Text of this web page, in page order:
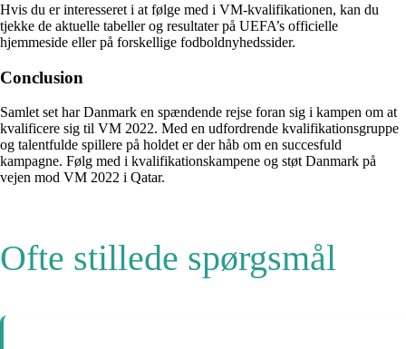
Hvis du er interesseret i at følge med i VM-kvalifikationen, kan du
tjekke de aktuelle tabeller og resultater på UEFA’s officielle
hjemmeside eller på forskellige fodboldnyhedssider.
Conclusion
Samlet set har Danmark en spændende rejse foran sig i kampen om at
kvalificere sig til VM 2022. Med en udfordrende kvalifikationsgruppe
og talentfulde spillere på holdet er der håb om en succesfuld
kampagne. Følg med i kvalifikationskampene og støt Danmark på
vejen mod VM 2022 i Qatar.
Ofte stillede spørgsmål